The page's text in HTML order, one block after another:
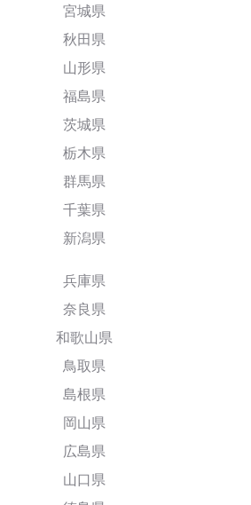
宮城県
秋田県
山形県
福島県
茨城県
栃木県
群馬県
千葉県
新潟県
兵庫県
奈良県
和歌山県
鳥取県
島根県
岡山県
広島県
山口県